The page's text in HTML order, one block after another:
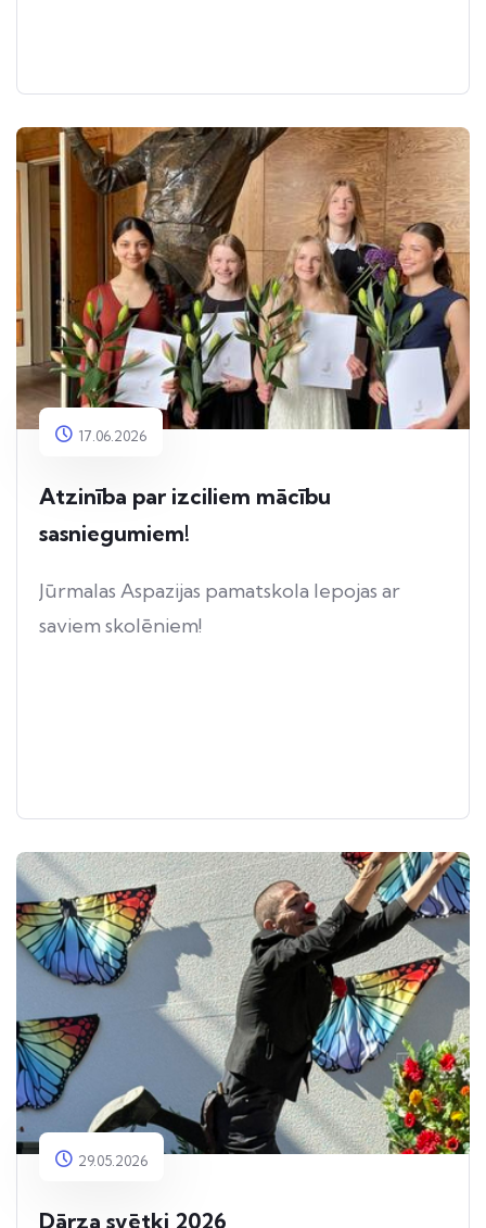
17.06.2026
Atzinība par izciliem mācību
sasniegumiem!
Jūrmalas Aspazijas pamatskola lepojas ar
saviem skolēniem!
29.05.2026
Dārza svētki 2026